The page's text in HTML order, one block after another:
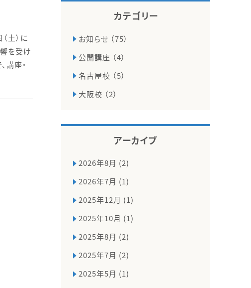
土）に
を受け
講座・
カテゴリー
お知らせ （75）
公開講座 （4）
名古屋校 （5）
大阪校 （2）
アーカイブ
2026年8月 (2)
2026年7月 (1)
2025年12月 (1)
2025年10月 (1)
2025年8月 (2)
2025年7月 (2)
2025年5月 (1)